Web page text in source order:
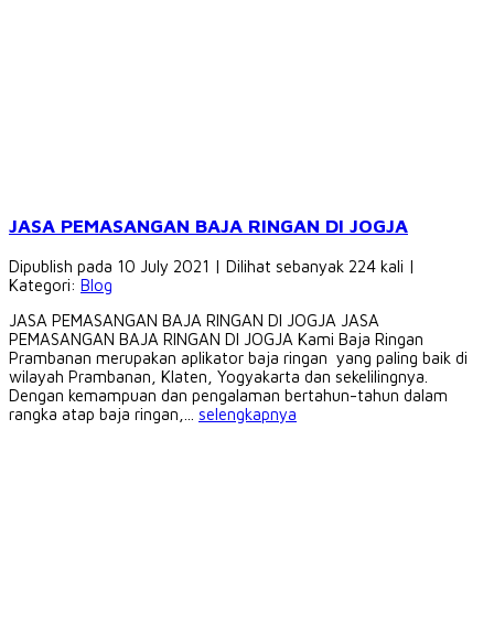
JASA PEMASANGAN BAJA RINGAN DI JOGJA
Dipublish pada 10 July 2021 | Dilihat sebanyak 224 kali |
Kategori: Blog
JASA PEMASANGAN BAJA RINGAN DI JOGJA JASA
PEMASANGAN BAJA RINGAN DI JOGJA Kami Baja Ringan
Prambanan merupakan aplikator baja ringan yang paling baik di
wilayah Prambanan, Klaten, Yogyakarta dan sekelilingnya.
Dengan kemampuan dan pengalaman bertahun-tahun dalam
rangka atap baja ringan,... selengkapnya